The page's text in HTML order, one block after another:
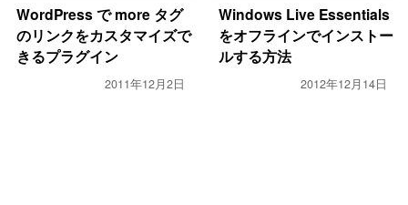
WordPress で more タグ
のリンクをカスタマイズで
きるプラグイン
2011年12月2日
Windows Live Essentials
をオフラインでインストー
ルする方法
2012年12月14日